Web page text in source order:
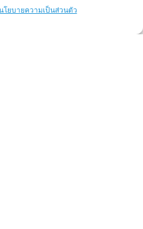
โยบายความเป็นส่วนตัว